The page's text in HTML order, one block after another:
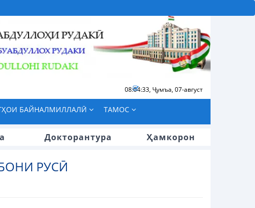
08:04:34, Ҷумъа, 07-август
БАЙНАЛМИЛЛАЛӢ ТАМОС
Докторантура Ҳамкорон
РУСӢ